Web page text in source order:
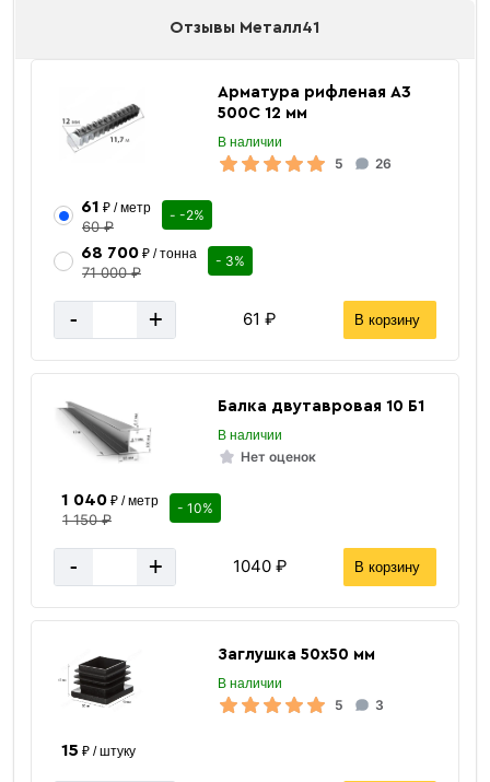
Отзывы Металл41
Арматура рифленая А3
500С 12 мм
В наличии
5 26
61 ₽ / метр
60 ₽
- -2%
68 700₽ / тонна
71 000 ₽
- 3%
- + 61 ₽ В корзину
Балка двутавровая 10 Б1
В наличии
Нет оценок
1 040₽ / метр
1 150 ₽
- 10%
- + 1040 ₽ В корзину
Заглушка 50х50 мм
В наличии
5 3
15 ₽ / штуку